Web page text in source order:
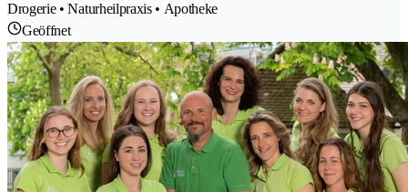
Drogerie • Naturheilpraxis • Apotheke
Geöffnet